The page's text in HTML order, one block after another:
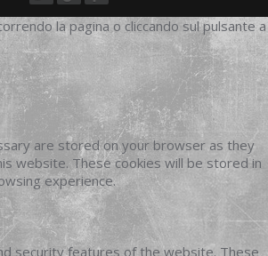
la pagina o cliccando sul pulsante a
are stored on your browser as they
website. These cookies will be stored in
experience.
security features of the website. These